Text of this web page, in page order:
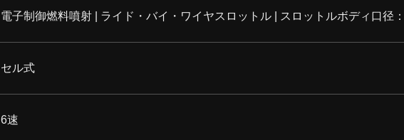
電子制御燃料噴射 | ライド・バイ・ワイヤスロットル | スロットルボディ口径
セル式
6速